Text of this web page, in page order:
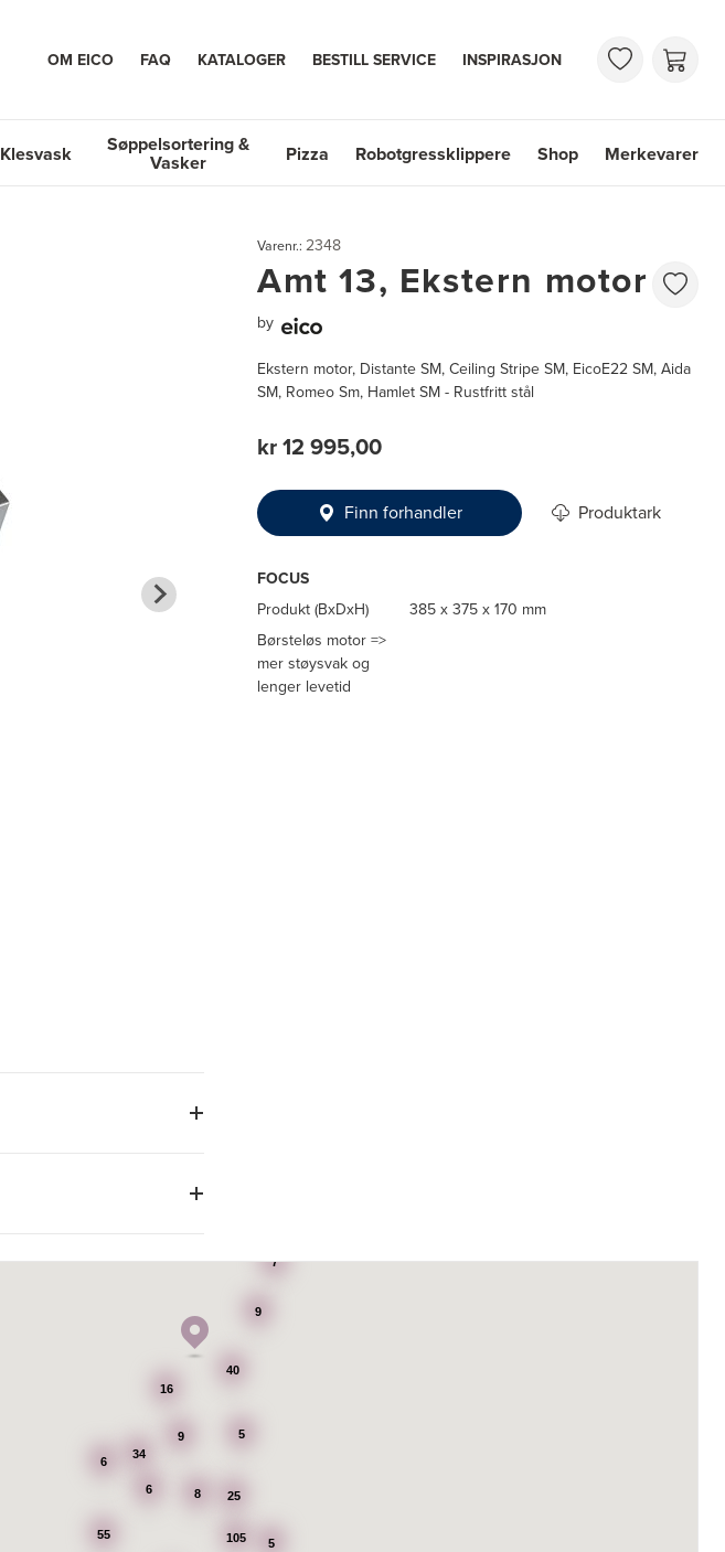
OM EICO FAQ KATALOGER BESTILL SERVICE INSPIRASJON
Klesvask Søppelsortering &
Vasker Pizza Robotgressklippere Shop Merkevarer
Varenr.: 2348
Amt 13, Ekstern motor
by
Ekstern motor, Distante SM, Ceiling Stripe SM, EicoE22 SM, Aida
SM, Romeo Sm, Hamlet SM - Rustfritt stål
kr 12 995,00
Finn forhandler Produktark
FOCUS
Produkt (BxDxH)
385 x 375 x 170 mm
Børsteløs motor =>
mer støysvak og
lenger levetid
105
55
7
34
16
40
6 25
9
5
8
9 5
6